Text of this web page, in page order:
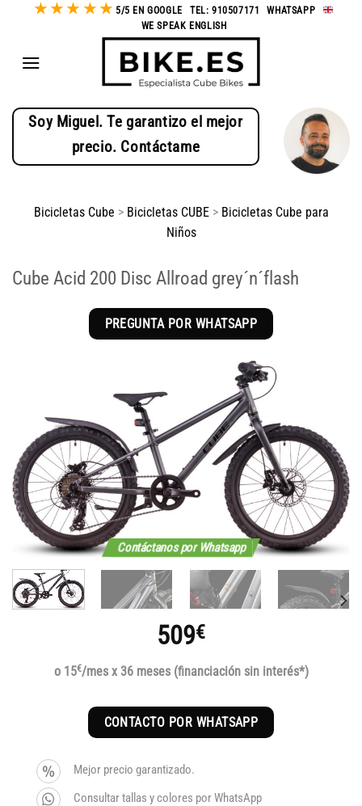
★★ ★ ★★ 5/5 EN GOOGLE TEL: 910507171 -WHATSAPP
WE SPEAK ENGLISH
Soy Miguel. Te garantizo el mejor
precio. Contáctame
Bicicletas Cube > Bicicletas CUBE > Bicicletas Cube para
Niños
Cube Acid 200 Disc Allroad grey´n´flash
PREGUNTA POR WHATSAPP
Contáctanos por Whatsapp
509€
o 15€/mes x 36 meses (financiación sin interés*)
CONTACTO POR WHATSAPP
Mejor precio garantizado.
Consultar tallas y colores por WhatsApp